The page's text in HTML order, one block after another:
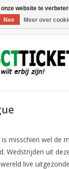
is misschien wel de
Wedstrijden uit
live
website te
Nee
Meer over